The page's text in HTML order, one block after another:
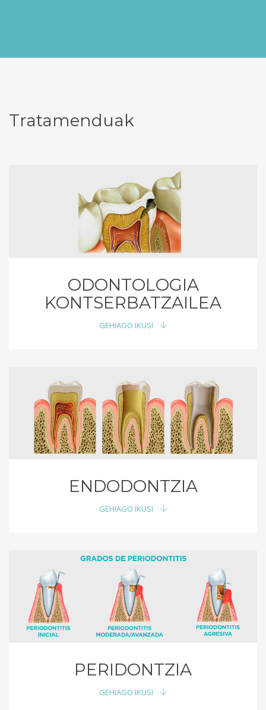
Tratamenduak
ODONTOLOGIA
KONTSERBATZAILEA
GEHIAGO IKUSI
ENDODONTZIA
GEHIAGO IKUSI
PERIDONTZIA
GEHIAGO IKUSI